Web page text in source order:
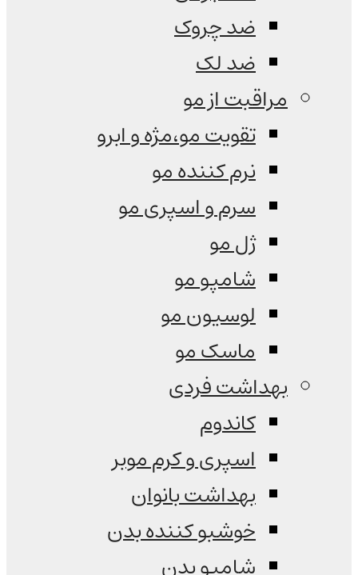
ضد چروک
ضد لک
مراقبت از مو
تقویت مو،مژه و ابرو
نرم کننده مو
سرم و اسپری مو
ژل مو
شامپو مو
لوسیون مو
ماسک مو
بهداشت فردی
کاندوم
اسپری و کرم موبر
بهداشت بانوان
خوشبو کننده بدن
شامپو بدن